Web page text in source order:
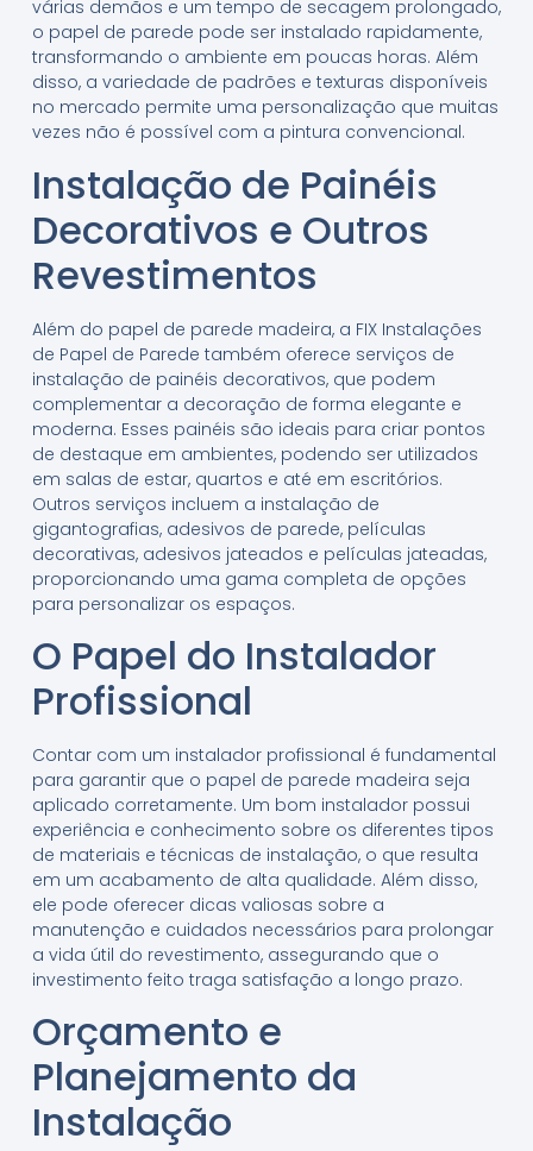
várias demãos e um tempo de secagem prolongado,
o papel de parede pode ser instalado rapidamente,
transformando o ambiente em poucas horas. Além
disso, a variedade de padrões e texturas disponíveis
no mercado permite uma personalização que muitas
vezes não é possível com a pintura convencional.
Instalação de Painéis
Decorativos e Outros
Revestimentos
Além do papel de parede madeira, a FIX Instalações
de Papel de Parede também oferece serviços de
instalação de painéis decorativos, que podem
complementar a decoração de forma elegante e
moderna. Esses painéis são ideais para criar pontos
de destaque em ambientes, podendo ser utilizados
em salas de estar, quartos e até em escritórios.
Outros serviços incluem a instalação de
gigantografias, adesivos de parede, películas
decorativas, adesivos jateados e películas jateadas,
proporcionando uma gama completa de opções
para personalizar os espaços.
O Papel do Instalador
Profissional
Contar com um instalador profissional é fundamental
para garantir que o papel de parede madeira seja
aplicado corretamente. Um bom instalador possui
experiência e conhecimento sobre os diferentes tipos
de materiais e técnicas de instalação, o que resulta
em um acabamento de alta qualidade. Além disso,
ele pode oferecer dicas valiosas sobre a
manutenção e cuidados necessários para prolongar
a vida útil do revestimento, assegurando que o
investimento feito traga satisfação a longo prazo.
Orçamento e
Planejamento da
Instalação